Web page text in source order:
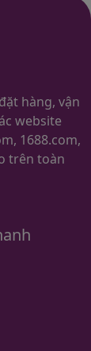
hàng, vận
website
1688.com,
trên toàn